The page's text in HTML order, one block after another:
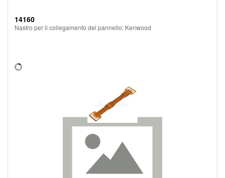
14160
Nastro per il collegamento del pannello; Kenwood